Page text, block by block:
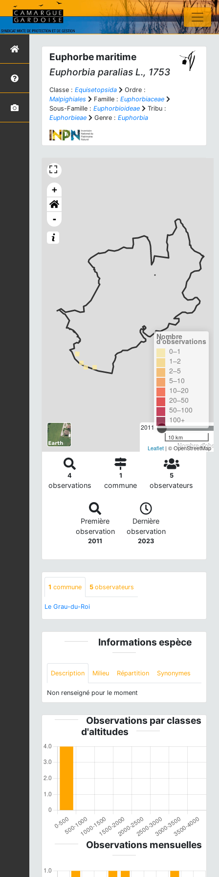
Euphorbe maritime
Euphorbia paralias L., 1753
Classe : Equisetopsida
Ordre :
Malpighiales
Famille : Euphorbiaceae
Sous-Famille : Euphorbioideae
Tribu :
Euphorbieae
Genre : Euphorbia
+
-
2011
Nombre
Nombre
d'observations
0–1
1–2
2–5
5–10
10–20
20–50
50–100
100+
10 km
Leaflet | © OpenStreetMap
4
observations
1
commune
5
observateurs
Première
observation
2011
Dernière
observation
2023
1 commune 5 observateurs
Le Grau-du-Roi
Informations espèce
Description Milieu Répartition Synonymes
Non renseigné pour le moment
Observations par classes
d'altitudes
Observations mensuelles